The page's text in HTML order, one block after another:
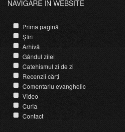
NAVIGARE ÎN WEBSITE
Prima pagină
Știri
Arhivă
Gândul zilei
Catehismul zi de zi
Recenzii cărți
Comentariu evanghelic
Video
Curia
Contact